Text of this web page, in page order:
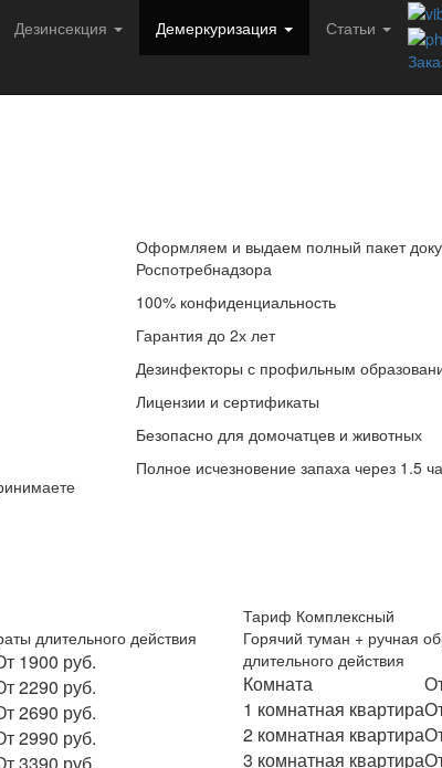
Дезинсекция Демеркуризация Статьи
Мы не
Оформляем и выдаем полный пакет
Роспотребнадзора
100% конфиденциальность
Гарантия до 2х лет
Дезинфекторы с профильным
Лицензии и сертификаты
Безопасно для домочатцев и животных
Полное исчезновение запаха через 1.5
длительного действия
1900 руб.
2290 руб.
2690 руб.
2990 руб.
Тариф Комплексный
Горячий туман + ручная
длительного действия
Комната
1 комнатная квартира
2 комнатная квартира
3 комнатная квартира